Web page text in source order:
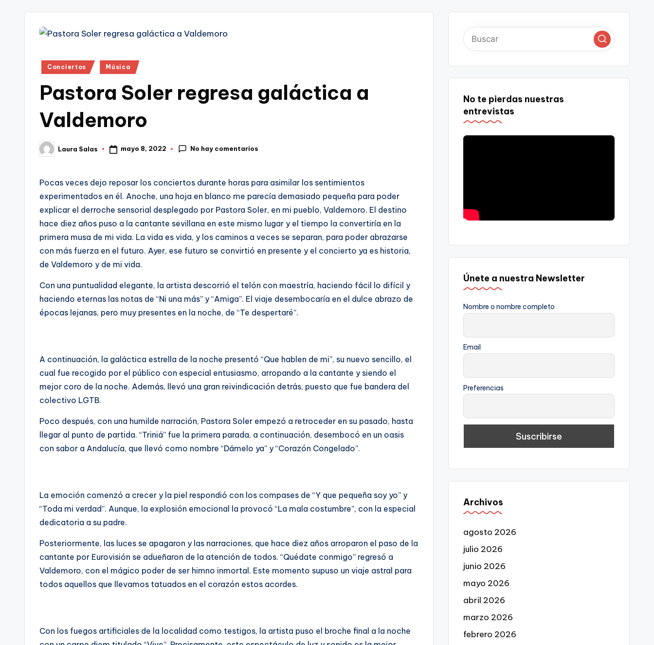
Publicado
Conciertos Música
Pastora Soler regresa galáctica a
Valdemoro
Publicado
por
Laura Salas mayo 8, 2022 No hay comentarios
Pocas veces dejo reposar los conciertos durante horas para asimilar los sentimientos
experimentados en él. Anoche, una hoja en blanco me parecía demasiado pequeña para poder
explicar el derroche sensorial desplegado por Pastora Soler, en mi pueblo, Valdemoro. El destino
hace diez años puso a la cantante sevillana en este mismo lugar y el tiempo la convertiría en la
primera musa de mi vida. La vida es vida, y los caminos a veces se separan, para poder abrazarse
con más fuerza en el futuro. Ayer, ese futuro se convirtió en presente y el concierto ya es historia,
de Valdemoro y de mi vida.
Con una puntualidad elegante, la artista descorrió el telón con maestría, haciendo fácil lo difícil y
haciendo eternas las notas de “Ni una más” y “Amiga”. El viaje desembocaría en el dulce abrazo de
épocas lejanas, pero muy presentes en la noche, de “Te despertaré”.
A continuación, la galáctica estrella de la noche presentó “Que hablen de mi”, su nuevo sencillo, el
cual fue recogido por el público con especial entusiasmo, arropando a la cantante y siendo el
mejor coro de la noche. Además, llevó una gran reivindicación detrás, puesto que fue bandera del
colectivo LGTB.
Poco después, con una humilde narración, Pastora Soler empezó a retroceder en su pasado, hasta
llegar al punto de partida. “Triniá” fue la primera parada, a continuación, desembocó en un oasis
con sabor a Andalucía, que llevó como nombre “Dámelo ya” y “Corazón Congelado”.
La emoción comenzó a crecer y la piel respondió con los compases de “Y que pequeña soy yo” y
“Toda mi verdad”. Aunque, la explosión emocional la provocó “La mala costumbre”, con la especial
dedicatoria a su padre.
Posteriormente, las luces se apagaron y las narraciones, que hace diez años arroparon el paso de la
cantante por Eurovisión se adueñaron de la atención de todos. “Quédate conmigo” regresó a
Valdemoro, con el mágico poder de ser himno inmortal. Este momento supuso un viaje astral para
todos aquellos que llevamos tatuados en el corazón estos acordes.
Con los fuegos artificiales de la localidad como testigos, la artista puso el broche final a la noche
No te pierdas nuestras
entrevistas
Únete a nuestra Newsletter
Nombre o nombre completo
Email
Preferencias
Archivos
agosto 2026
julio 2026
junio 2026
mayo 2026
abril 2026
marzo 2026
febrero 2026